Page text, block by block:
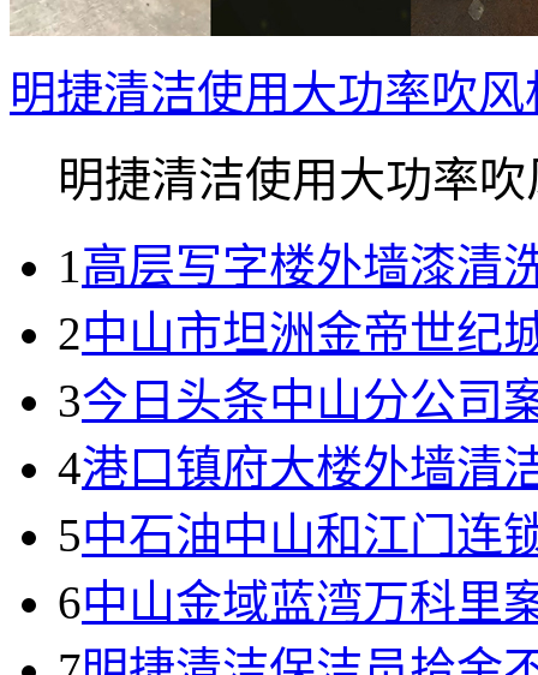
明捷清洁使用大功率吹风
明捷清洁使用大功率吹
1 高层写字楼外墙漆清
2中山市坦洲金帝世纪
3今日头条中山分公司
4港口镇府大楼外墙清
5中石油中山和江门连
6中山金域蓝湾万科里